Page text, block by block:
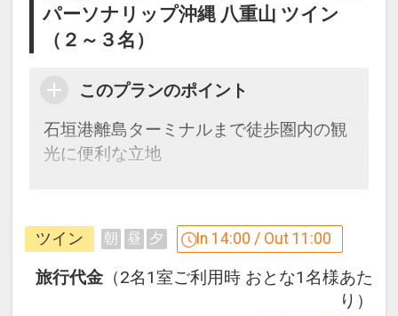
パーソナリップ沖縄 八重山 ツイン
（２～３名）
このプランのポイント
石垣港離島ターミナルまで徒歩圏内の観
光に便利な立地
●ロビーにウェルカムドリンクをご用意
（１４：００～２３：００／セルフサー
ビス）
ツイン 朝 昼 夕 In 14:00 / Out 11:00
旅行代金 （2名1室ご利用時 おとな1名様あた
り）